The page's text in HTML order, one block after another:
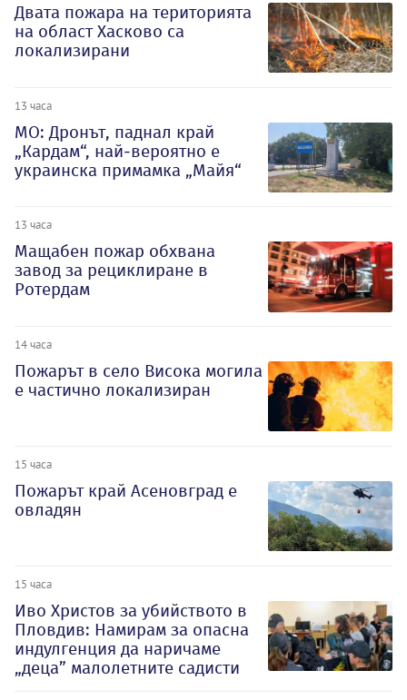
Двата пожара на територията
на област Хасково са
локализирани
13 часа
МО: Дронът, паднал край
„Кардам“, най-вероятно е
украинска примамка „Майя“
13 часа
Мащабен пожар обхвана
завод за рециклиране в
Ротердам
14 часа
Пожарът в село Висока могила
е частично локализиран
15 часа
Пожарът край Асеновград е
овладян
15 часа
Иво Христов за убийството в
Пловдив: Намирам за опасна
индулгенция да наричаме
„деца” малолетните садисти